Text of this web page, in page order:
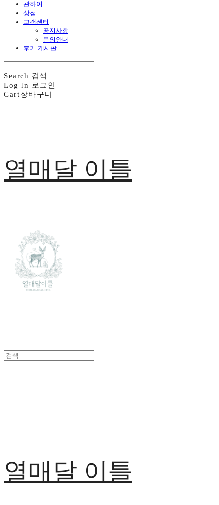
관하여
상점
고객센터
공지사항
문의안내
후기 게시판
Search 검색
Log In
로그인
Cart 장바구니
열매달 이틀
열매달 이틀